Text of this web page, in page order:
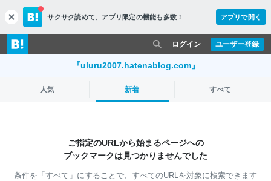
c
l
o
s
サクサク読めて、 アプリ限定の機能も多数！ アプリで開く
ユーザー登録
ログイン
『uluru2007.hatenablog.com』
人気 新着 すべて
ご指定のURLから始まるページへの
ブックマークは見つかりませんでした
条件を「すべて」にすることで、 すべてのURLを対象に検索できます